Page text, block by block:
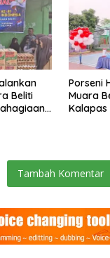
Beliti
Porseni
Muara
Kalapas
Tambah Komentar